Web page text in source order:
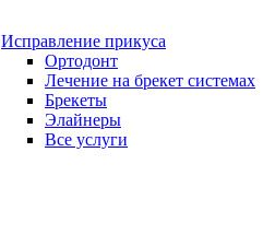
Исправление прикуса
Ортодонт
Лечение на брекет системах
Брекеты
Элайнеры
Все услуги